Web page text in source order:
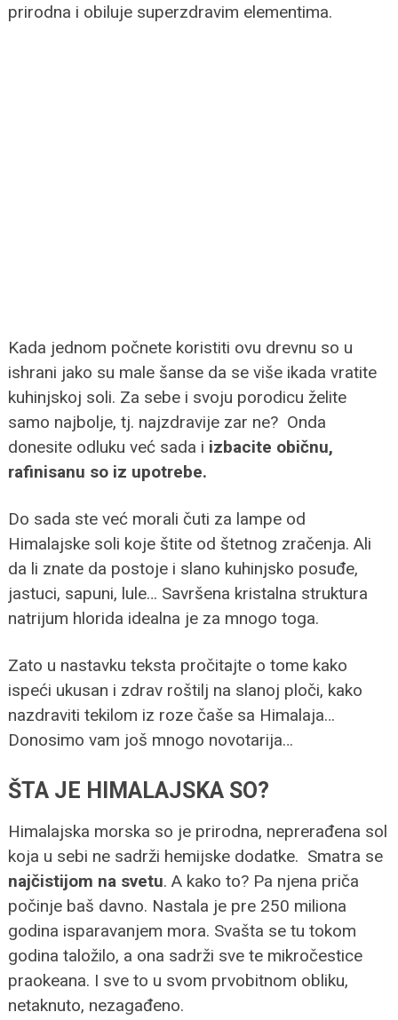
prirodna i obiluje superzdravim elementima.
Kada jednom počnete koristiti ovu drevnu so u
ishrani jako su male šanse da se više ikada vratite
kuhinjskoj soli. Za sebe i svoju porodicu želite
samo najbolje, tj. najzdravije zar ne? Onda
donesite odluku već sada i izbacite običnu,
rafinisanu so iz upotrebe.
Do sada ste već morali čuti za lampe od
Himalajske soli koje štite od štetnog zračenja. Ali
da li znate da postoje i slano kuhinjsko posuđe,
jastuci, sapuni, lule… Savršena kristalna struktura
natrijum hlorida idealna je za mnogo toga.
Zato u nastavku teksta pročitajte o tome kako
ispeći ukusan i zdrav roštilj na slanoj ploči, kako
nazdraviti tekilom iz roze čaše sa Himalaja…
Donosimo vam još mnogo novotarija…
ŠTA JE HIMALAJSKA SO?
Himalajska morska so je prirodna, neprerađena sol
koja u sebi ne sadrži hemijske dodatke. Smatra se
najčistijom na svetu. A kako to? Pa njena priča
počinje baš davno. Nastala je pre 250 miliona
godina isparavanjem mora. Svašta se tu tokom
godina taložilo, a ona sadrži sve te mikročestice
praokeana. I sve to u svom prvobitnom obliku,
netaknuto, nezagađeno.